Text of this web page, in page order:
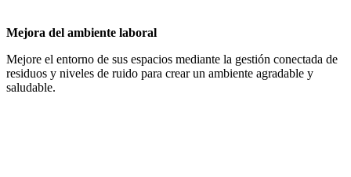
Mejora del ambiente laboral
Mejore el entorno de sus espacios mediante la gestión conectada de
residuos y niveles de ruido para crear un ambiente agradable y
saludable.